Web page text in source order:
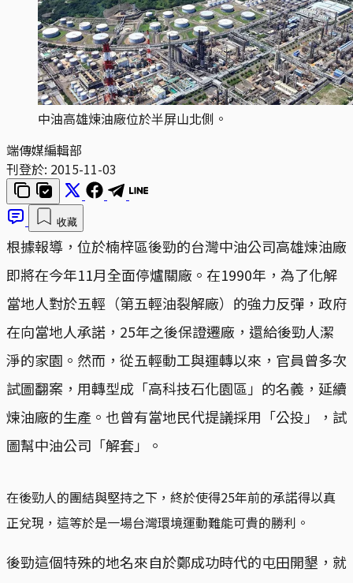
中油高雄煉油廠位於半屏山北側。
端傳媒編輯部
刊登於: 2015-11-03
收藏
根據報導，位於楠梓區後勁的台灣中油公司高雄煉油廠
即將在今年11月全面停爐關廠。在1990年，為了化解
當地人對於五輕（第五輕油裂解廠）的強力反彈，政府
在向當地人承諾，25年之後保證遷廠，還給後勁人潔
淨的家園。然而，從五輕動工與運轉以來，官員曾多次
試圖翻案，用轉型成「高科技石化園區」的名義，延續
煉油廠的生產。也曾有當地民代提議採用「公投」，試
圖幫中油公司「解套」。
在後勁人的團結與堅持之下，終於使得25年前的承諾得以真
正兌現，這等於是一場台灣環境運動難能可貴的勝利。
後勁這個特殊的地名來自於鄭成功時代的屯田開墾，就